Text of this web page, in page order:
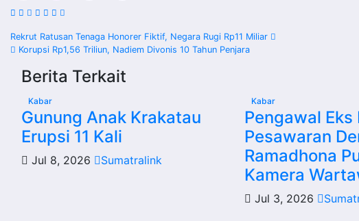
Navigasi
pos
Rekrut Ratusan Tenaga Honorer Fiktif, Negara Rugi Rp11 Miliar
Korupsi Rp1,56 Triliun, Nadiem Divonis 10 Tahun Penjara
Berita Terkait
Kabar
Gunung Anak Krakatau
Erupsi 11 Kali
Jul 8, 2026 Sumatralink
Kabar
Pengawal Eks
Pesawaran
Ramadhona
Kamera
Jul 3, 2026